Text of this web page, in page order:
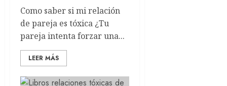
Como saber si mi relación
de pareja es tóxica ¿Tu
pareja intenta forzar una...
LEER MÁS